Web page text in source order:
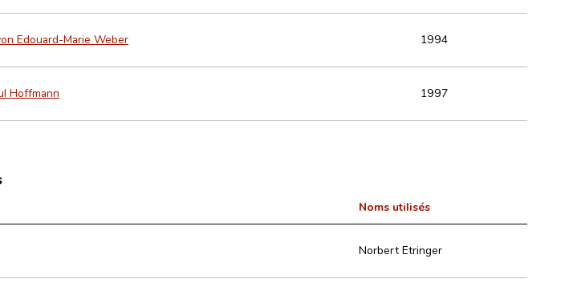
Edouard-Marie Weber 1994
Hoffmann 1997
Noms utilisés
Norbert Etringer